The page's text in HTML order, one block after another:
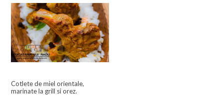
Cotlete de miel orientale,
marinate la grill si orez.